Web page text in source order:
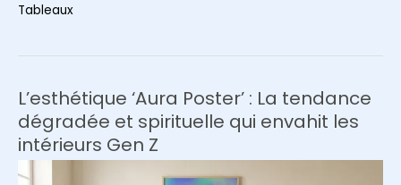
couché
mat
pour
ses
affiches
Tableaux
L’esthétique ‘Aura Poster’ : La tendance
dégradée et spirituelle qui envahit les
intérieurs Gen Z